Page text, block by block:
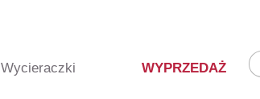
Wycieraczki WYPRZEDAŻ